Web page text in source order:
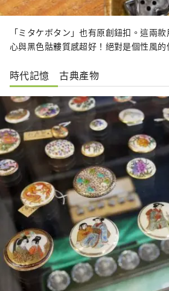
「ミタケボタン」也有原創鈕扣。這兩
心與黑色骷髏質感超好！絕對是個性風的
時代記憶 古典產物